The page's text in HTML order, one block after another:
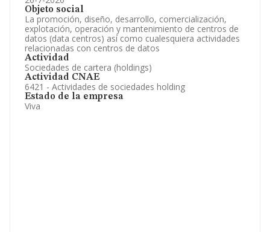
Objeto social
La promoción, diseño, desarrollo, comercialización,
explotación, operación y mantenimiento de centros de
datos (data centros) así como cualesquiera actividades
relacionadas con centros de datos
Actividad
Sociedades de cartera (holdings)
Actividad CNAE
6421 - Actividades de sociedades holding
Estado de la empresa
Viva